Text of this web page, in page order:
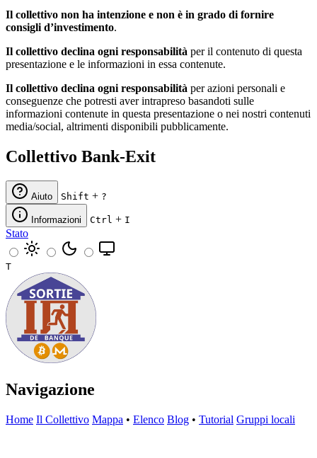
Il collettivo non ha intenzione e non è in grado di fornire
consigli d’investimento.
Il collettivo declina ogni responsabilità per il contenuto di questa
presentazione e le informazioni in essa contenute.
Il collettivo declina ogni responsabilità per azioni personali e
conseguenze che potresti aver intrapreso basandoti sulle
informazioni contenute in questa presentazione o nei nostri contenuti
media/social, altrimenti disponibili pubblicamente.
Collettivo Bank-Exit
Aiuto Shift + ?
Informazioni Ctrl + I
Stato
T
Navigazione
Home Il Collettivo Mappa • Elenco Blog • Tutorial Gruppi locali